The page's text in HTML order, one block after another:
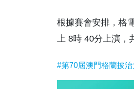
根據賽會安排，格
上 8時 40分上演，
#第70屆澳門格蘭披